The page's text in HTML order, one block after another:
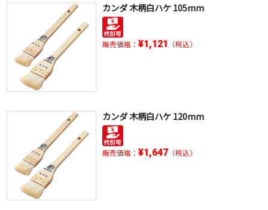
カンダ 木柄白ハケ 105mm
販売価格： ¥1,121 （税込）
カンダ 木柄白ハケ 120mm
販売価格： ¥1,647（税込）